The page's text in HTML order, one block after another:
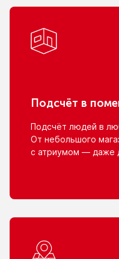
Подсчёт в
Подсчёт людей в
От небольшого
с атриумом — даже